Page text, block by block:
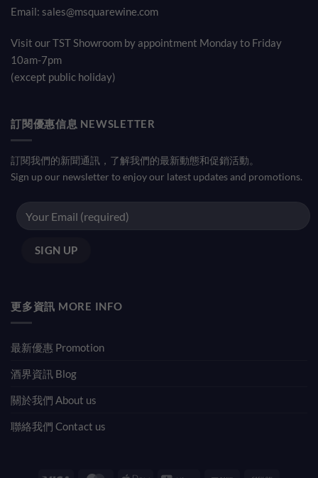
Email: sales@msquarewine.com
Visit our TST Showroom by appointment Monday to Friday
10am-7pm
(except public holiday)
訂閱優惠信息 NEWSLETTER
訂閱我們的新聞通訊，了解我們的最新動態和促銷活動。
Sign up our newsletter to enjoy our latest updates and promotions.
更多資訊 MORE INFO
最新優惠 Promotion
酒界資訊 Blog
關於我們 About us
聯絡我們 Contact us